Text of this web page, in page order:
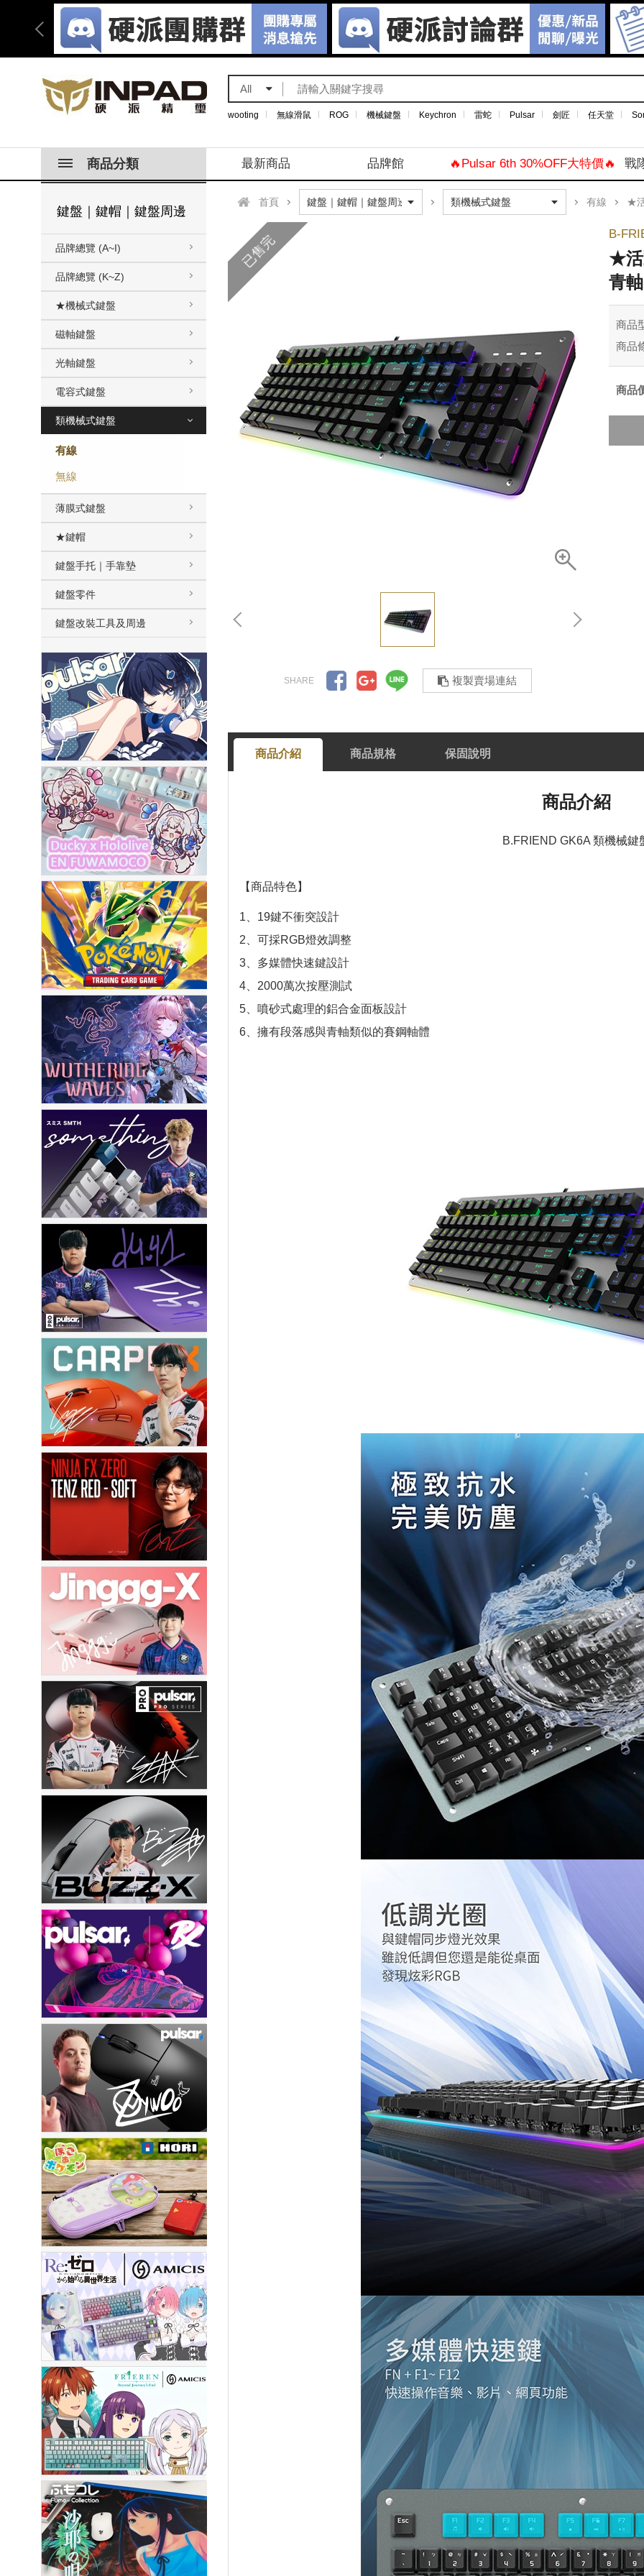
All
wooting 無線滑鼠 ROG 機械鍵盤 Keychron 雷蛇 Pulsar 劍匠 任天堂
商品分類 最新商品 品牌館 🔥Pulsar 6th 30%OFF大特價🔥 戰
鍵盤｜鍵帽｜鍵盤周邊
品牌總覽 (A~I)
品牌總覽 (K~Z)
★機械式鍵盤
磁軸鍵盤
光軸鍵盤
電容式鍵盤
類機械式鍵盤
有線
無線
薄膜式鍵盤
★鍵帽
鍵盤手托｜手靠墊
鍵盤零件
鍵盤改裝工具及周邊
首頁 有線 ★活動
已售完
複製賣場連結
B-
★活
青
商品
商品
商品
商品介紹 商品規格 保固說明
商品介紹
B.FRIEND GK6A 類機械鍵
【商品特色】
1、19鍵不衝突設計
2、可採RGB燈效調整
3、多媒體快速鍵設計
4、2000萬次按壓測試
5、噴砂式處理的鋁合金面板設計
6、擁有段落感與青軸類似的賽鋼軸體